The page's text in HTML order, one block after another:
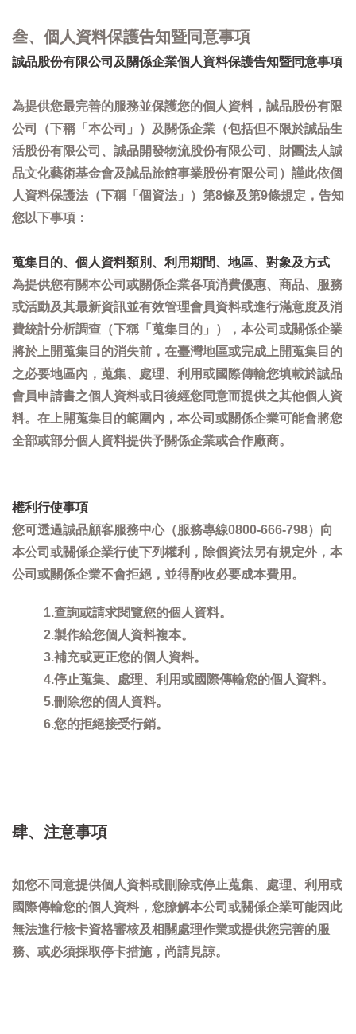
叁、個人資料保護告知暨同意事項
誠品股份有限公司及關係企業個人資料保護告知暨同意事項
為提供您最完善的服務並保護您的個人資料，誠品股份有限
公司（下稱「本公司」）及關係企業（包括但不限於誠品生
活股份有限公司、誠品開發物流股份有限公司、財團法人誠
品文化藝術基金會及誠品旅館事業股份有限公司）謹此依個
人資料保護法（下稱「個資法」）第8條及第9條規定，告知
您以下事項：
蒐集目的、個人資料類別、利用期間、地區、對象及方式
為提供您有關本公司或關係企業各項消費優惠、商品、服務
或活動及其最新資訊並有效管理會員資料或進行滿意度及消
費統計分析調查（下稱「蒐集目的」），本公司或關係企業
將於上開蒐集目的消失前，在臺灣地區或完成上開蒐集目的
之必要地區內，蒐集、處理、利用或國際傳輸您填載於誠品
會員申請書之個人資料或日後經您同意而提供之其他個人資
料。在上開蒐集目的範圍內，本公司或關係企業可能會將您
全部或部分個人資料提供予關係企業或合作廠商。
權利行使事項
您可透過誠品顧客服務中心（服務專線0800-666-798）向
本公司或關係企業行使下列權利，除個資法另有規定外，本
公司或關係企業不會拒絕，並得酌收必要成本費用。
1.查詢或請求閱覽您的個人資料。
2.製作給您個人資料複本。
3.補充或更正您的個人資料。
4.停止蒐集、處理、利用或國際傳輸您的個人資料。
5.刪除您的個人資料。
6.您的拒絕接受行銷。
肆、注意事項
如您不同意提供個人資料或刪除或停止蒐集、處理、利用或
國際傳輸您的個人資料，您膫解本公司或關係企業可能因此
無法進行核卡資格審核及相關處理作業或提供您完善的服
務、或必須採取停卡措施，尚請見諒。